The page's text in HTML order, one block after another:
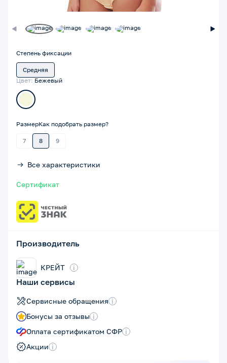
Степень фиксации
Средняя
Цвет: Бежевый
РазмерКак подобрать размер?
7 8 9
Все характеристики
Сертификат
Производитель
КРЕЙТ i
Наши сервисы
Сервисные обращения i
Бонусы за отзывы i
Оплата сертификатом СФР i
Акции i